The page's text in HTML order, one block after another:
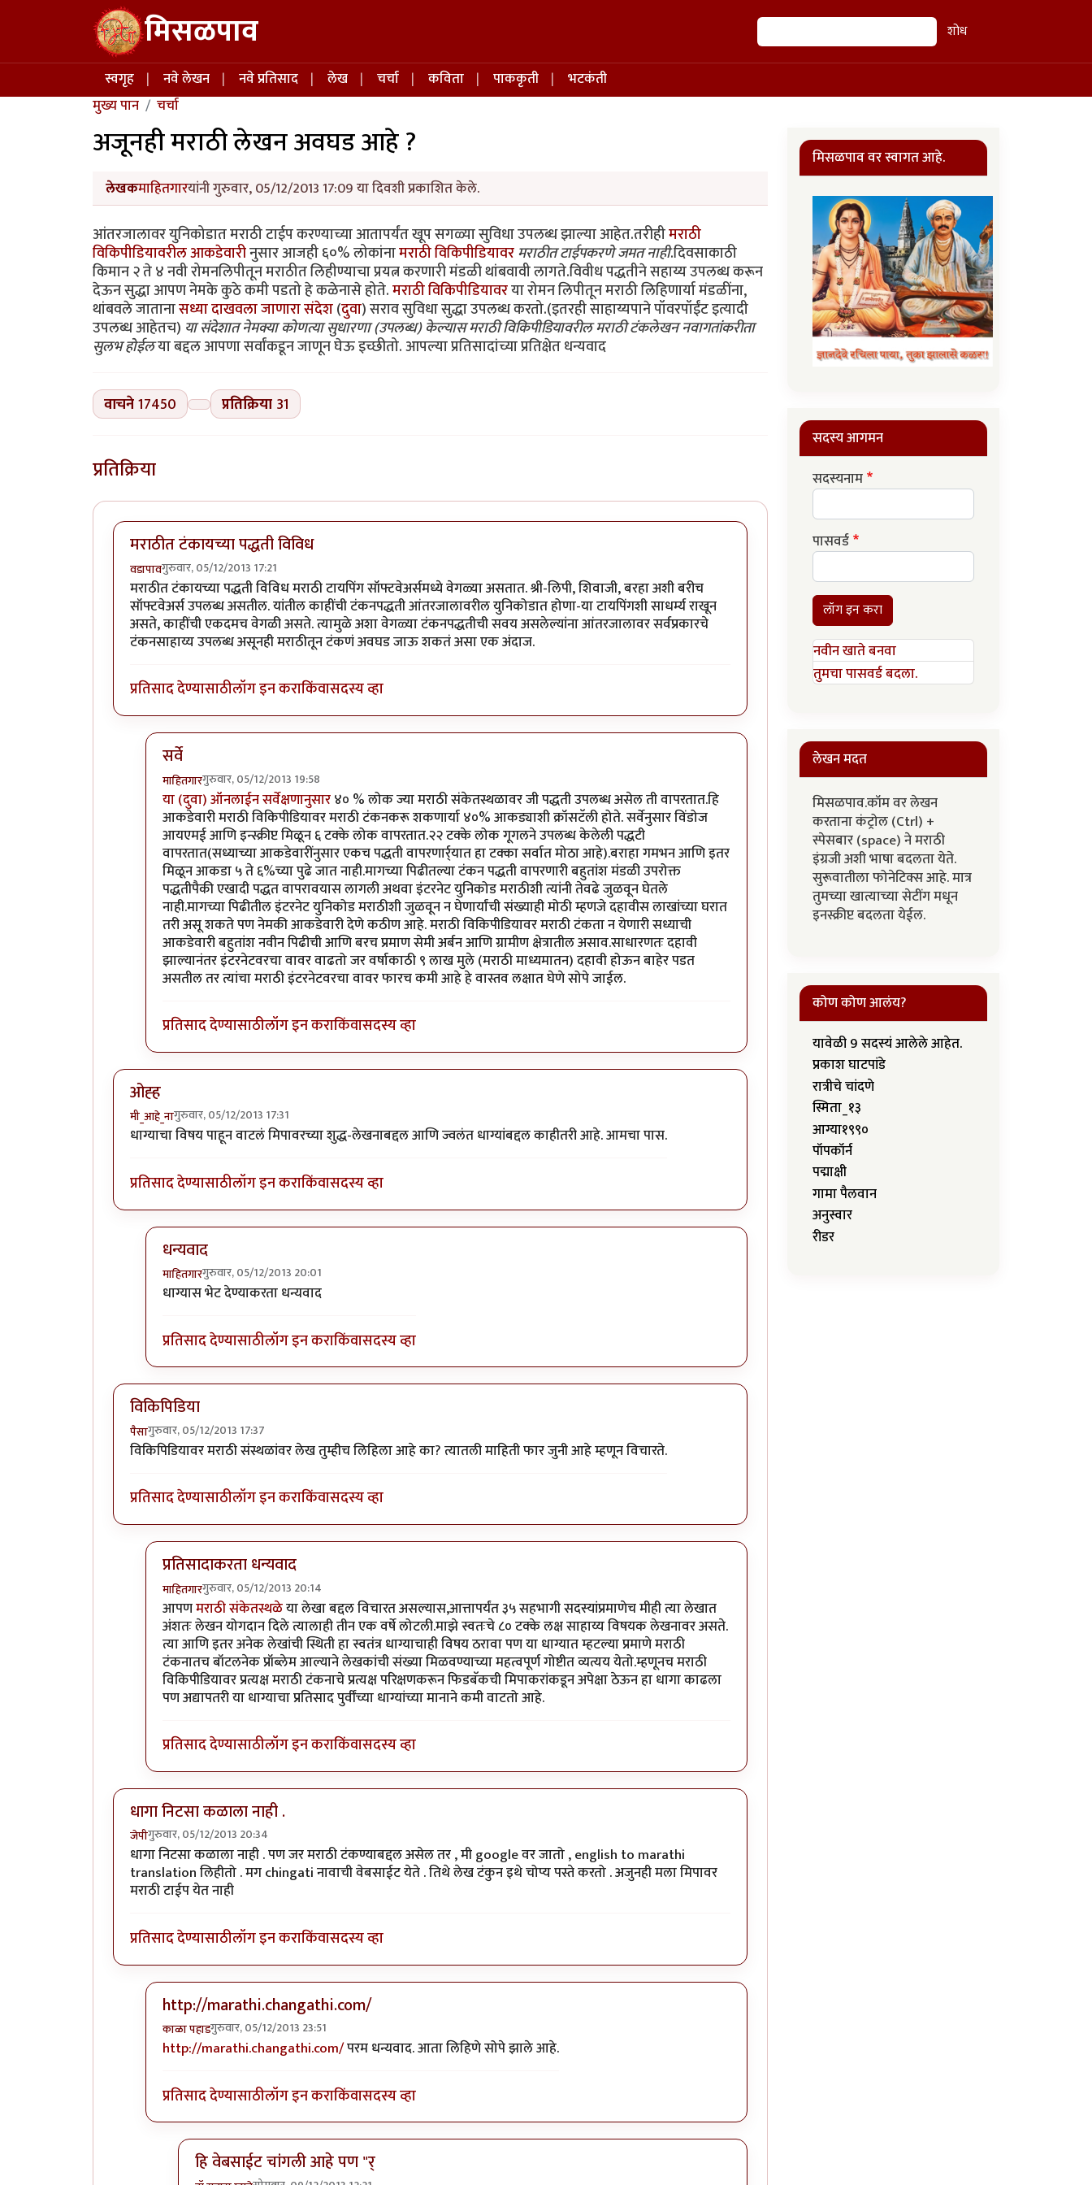
Skip to main content मिसळपाव शोध शोध
Main navigation
स्वगृह नवे लेखन नवे प्रतिसाद लेख चर्चा कविता पाककृती
भटकंती
मुख्य पान
चर्चा
अजूनही मराठी लेखन अवघड आहे ?
लेखकमाहितगारयांनी गुरुवार, 05/12/2013 17:09 या दिवशी प्रकाशित केले.
आंतरजालावर युनिकोडात मराठी टाईप करण्याच्या आतापर्यंत खूप सगळ्या सुविधा उपलब्ध झाल्या आहेत.तरीहीमराठी
विकिपीडियावरील आकडेवारीनुसार आजही ६०% लोकांनामराठी विकिपीडियावरमराठीत टाईपकरणे जमत नाही.दिवसाकाठी
किमान २ ते ४ नवी रोमनलिपीतून मराठीत लिहीण्याचा प्रयत्न करणारी मंडळी थांबवावी लागते.विवीध पद्धतीने सहाय्य उपलब्ध करून
देऊन सुद्धा आपण नेमके कुठे कमी पडतो हे कळेनासे होते.मराठी विकिपीडियावरया रोमन लिपीतून मराठी लिहिणार्या मंडळींना,
थांबवले जातानासध्या दाखवला जाणारा संदेश(दुवा) सराव सुविधा सुद्धा उपलब्ध करतो.(इतरही साहाय्यपाने पॉवरपॉईंट इत्यादी
उपलब्ध आहेतच) या संदेशात नेमक्या कोणत्या सुधारणा (उपलब्ध) केल्यास मराठी विकिपीडियावरील मराठी टंकलेखन नवागतांकरीता
सुलभ होईलया बद्दल आपणा सर्वांकडून जाणून घेऊ इच्छीतो. आपल्या प्रतिसादांच्या प्रतिक्षेत धन्यवाद
वाचने17450 प्रतिक्रिया 31
प्रतिक्रिया
मराठीत टंकायच्या पद्धती विविध
वडापावगुरुवार, 05/12/2013 17:21
मराठीत टंकायच्या पद्धती विविध मराठी टायपिंग सॉफ्टवेअर्समध्ये वेगळ्या असतात. श्री-लिपी, शिवाजी, बरहा अशी बरीच
सॉफ्टवेअर्स उपलब्ध असतील. यांतील काहींची टंकनपद्धती आंतरजालावरील युनिकोडात होणा-या टायपिंगशी साधर्म्य राखून
असते, काहींची एकदमच वेगळी असते. त्यामुळे अशा वेगळ्या टंकनपद्धतीची सवय असलेल्यांना आंतरजालावर सर्वप्रकारचे
टंकनसाहाय्य उपलब्ध असूनही मराठीतून टंकणं अवघड जाऊ शकतं असा एक अंदाज.
प्रतिसाद देण्यासाठीलॉग इन कराकिंवासदस्य व्हा
सर्वे
माहितगारगुरुवार, 05/12/2013 19:58
In reply toमराठीत टंकायच्या पद्धती विविधbyवडापाव
या (दुवा) ऑनलाईन सर्वेक्षणानुसार४० % लोक ज्या मराठी संकेतस्थळावर जी पद्धती उपलब्ध असेल ती वापरतात.हि
आकडेवारी मराठी विकिपीडियावर मराठी टंकनकरू शकणार्या ४०% आकड्याशी क्रॉसटॅली होते. सर्वेनुसार विंडोज
आयएमई आणि इन्स्क्रीप्ट मिळून ६ टक्के लोक वापरतात.२२ टक्के लोक गूगलने उपलब्ध केलेली पद्धटी
वापरतात(सध्याच्या आकडेवारींनुसार एकच पद्धती वापरणार्र्यात हा टक्का सर्वात मोठा आहे).बराहा गमभन आणि इतर
मिळून आकडा ५ ते ६%च्या पुढे जात नाही.मागच्या पिढीतल्या टंकन पद्धती वापरणारी बहुतांश मंडळी उपरोक्त
पद्धतीपैकी एखादी पद्धत वापरावयास लागली अथवा इंटरनेट युनिकोड मराठीशी त्यांनी तेवढे जुळवून घेतले
नाही.मागच्या पिढीतील इंटरनेट युनिकोड मराठीशी जुळवून न घेणार्यांची संख्याही मोठी म्हणजे दहावीस लाखांच्या घरात
तरी असू शकते पण नेमकी आकडेवारी देणे कठीण आहे. मराठी विकिपीडियावर मराठी टंकता न येणारी सध्याची
आकडेवारी बहुतांश नवीन पिढीची आणि बरच प्रमाण सेमी अर्बन आणि ग्रामीण क्षेत्रातील असाव.साधारणतः दहावी
झाल्यानंतर इंटरनेटवरचा वावर वाढतो जर वर्षाकाठी ९ लाख मुले (मराठी माध्यमातन) दहावी होऊन बाहेर पडत
असतील तर त्यांचा मराठी इंटरनेटवरचा वावर फारच कमी आहे हे वास्तव लक्षात घेणे सोपे जाईल.
प्रतिसाद देण्यासाठीलॉग इन कराकिंवासदस्य व्हा
ओह्ह
मी_आहे_नागुरुवार, 05/12/2013 17:31
धाग्याचा विषय पाहून वाटलं मिपावरच्या शुद्ध-लेखनाबद्दल आणि ज्वलंत धाग्यांबद्दल काहीतरी आहे. आमचा पास.
प्रतिसाद देण्यासाठीलॉग इन कराकिंवासदस्य व्हा
धन्यवाद
माहितगारगुरुवार, 05/12/2013 20:01
In reply toओह्हbyमी_आहे_ना
धाग्यास भेट देण्याकरता धन्यवाद
प्रतिसाद देण्यासाठीलॉग इन कराकिंवासदस्य व्हा
विकिपिडिया
पैसागुरुवार, 05/12/2013 17:37
विकिपिडियावर मराठी संस्थळांवर लेख तुम्हीच लिहिला आहे का? त्यातली माहिती फार जुनी आहे म्हणून विचारते.
प्रतिसाद देण्यासाठीलॉग इन कराकिंवासदस्य व्हा
प्रतिसादाकरता धन्यवाद
माहितगारगुरुवार, 05/12/2013 20:14
In reply toविकिपिडियाbyपैसा
आपणमराठी संकेतस्थळेया लेखा बद्दल विचारत असल्यास,आत्तापर्यंत ३५ सहभागी सदस्यांप्रमाणेच मीही त्या लेखात
अंशतः लेखन योगदान दिले त्यालाही तीन एक वर्षे लोटली.माझे स्वतःचे ८० टक्के लक्ष साहाय्य विषयक लेखनावर असते.
त्या आणि इतर अनेक लेखांची स्थिती हा स्वतंत्र धाग्याचाही विषय ठरावा पण या धाग्यात म्हटल्या प्रमाणे मराठी
टंकनातच बॉटलनेक प्रॉब्लेम आल्याने लेखकांची संख्या मिळवण्याच्या महत्वपूर्ण गोष्टीत व्यत्यय येतो.म्हणूनच मराठी
विकिपीडियावर प्रत्यक्ष मराठी टंकनाचे प्रत्यक्ष परिक्षणकरून फिडबॅकची मिपाकरांकडून अपेक्षा ठेऊन हा धागा काढला
पण अद्यापतरी या धाग्याचा प्रतिसाद पुर्वींच्या धाग्यांच्या मानाने कमी वाटतो आहे.
प्रतिसाद देण्यासाठीलॉग इन कराकिंवासदस्य व्हा
धागा निटसा कळाला नाही .
जेपीगुरुवार, 05/12/2013 20:34
धागा निटसा कळाला नाही . पण जर मराठी टंकण्याबद्दल असेल तर , मी google वर जातो , english to marathi
translation लिहीतो . मग chingati नावाची वेबसाईट येते . तिथे लेख टंकुन इथे चोप्य पस्ते करतो . अजुनही मला मिपावर
मराठी टाईप येत नाही
प्रतिसाद देण्यासाठीलॉग इन कराकिंवासदस्य व्हा
http://marathi.changathi.com/
काळा पहाडगुरुवार, 05/12/2013 23:51
In reply toधागा निटसा कळाला नाही .byजेपी
http://marathi.changathi.com/परम धन्यवाद. आता लिहिणे सोपे झाले आहे.
प्रतिसाद देण्यासाठीलॉग इन कराकिंवासदस्य व्हा
हि वेबसाईट चांगली आहे पण "र्
मिसळपाव वर स्वागत आहे.
सदस्य आगमन
सदस्यनाम
पासवर्ड
लॉग इन करा
नवीन खाते बनवा
तुमचा पासवर्ड बदला.
लेखन मदत
मिसळपाव.कॉम वर लेखन
करताना कंट्रोल (Ctrl) +
स्पेसबार (space) ने मराठी
इंग्रजी अशी भाषा बदलता येते.
सुरूवातीला फोनेटिक्स आहे. मात्र
तुमच्या खात्याच्या सेटींग मधून
इनस्क्रीप्ट बदलता येईल.
कोण कोण आलंय?
यावेळी 9 सदस्यं आलेले आहेत.
प्रकाश घाटपांडे
रात्रीचे चांदणे
स्मिता_१३
आग्या१९९०
पॉपकॉर्न
पद्माक्षी
गामा पैलवान
अनुस्वार
रीडर